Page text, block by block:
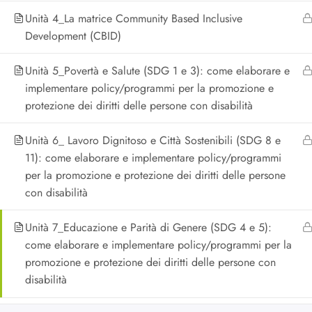
Unità 4_La matrice Community Based Inclusive
Development (CBID)
Unità 5_Povertà e Salute (SDG 1 e 3): come elaborare e
implementare policy/programmi per la promozione e
protezione dei diritti delle persone con disabilità
Unità 6_ Lavoro Dignitoso e Città Sostenibili (SDG 8 e
11): come elaborare e implementare policy/programmi
per la promozione e protezione dei diritti delle persone
con disabilità
Unità 7_Educazione e Parità di Genere (SDG 4 e 5):
come elaborare e implementare policy/programmi per la
promozione e protezione dei diritti delle persone con
disabilità